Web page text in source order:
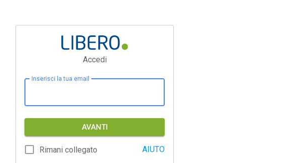
Accedi
Inserisci la tua email
AVANTI
Rimani collegato AIUTO